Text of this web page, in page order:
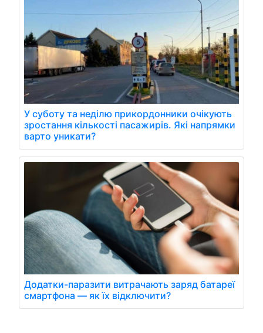
У суботу та неділю прикордонники очікують
зростання кількості пасажирів. Які напрямки
варто уникати?
Додатки-паразити витрачають заряд батареї
смартфона — як їх відключити?